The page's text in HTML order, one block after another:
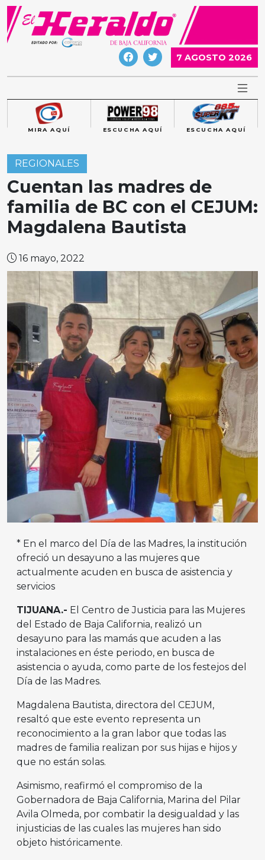
Skip
content
7 AGOSTO 2026
MIRA AQUÍ ESCUCHA AQUÍ ESCUCHA AQUÍ
REGIONALES
Cuentan las madres de
familia de BC con el CEJUM:
Magdalena Bautista
16 mayo, 2022
* En el marco del Día de las Madres, la institución
ofreció un desayuno a las mujeres que
actualmente acuden en busca de asistencia y
servicios
TIJUANA.- El Centro de Justicia para las Mujeres
del Estado de Baja California, realizó un
desayuno para las mamás que acuden a las
instalaciones en éste periodo, en busca de
asistencia o ayuda, como parte de los festejos del
Día de las Madres.
Magdalena Bautista, directora del CEJUM,
resaltó que este evento representa un
reconocimiento a la gran labor que todas las
madres de familia realizan por sus hijas e hijos y
que no están solas.
Asimismo, reafirmó el compromiso de la
Gobernadora de Baja California, Marina del Pilar
Avila Olmeda, por combatir la desigualdad y las
injusticias de las cuales las mujeres han sido
objeto históricamente.